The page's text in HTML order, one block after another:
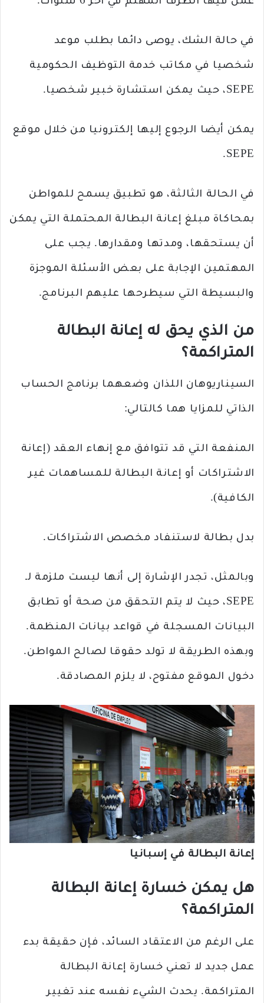
في حالة الشك، يوصى دائما بطلب موعد
شخصيا في مكاتب خدمة التوظيف الحكومية
SEPE، حيث يمكن استشارة خبير شخصيا.
يمكن أيضا الرجوع إليها إلكترونيا من خلال موقع
SEPE.
في الحالة الثالثة، هو تطبيق يسمح للمواطن
بمحاكاة مبلغ إعانة البطالة المحتملة التي يمكن
أن يستحقها، ومدتها ومقدارها. يجب على
المهتمين الإجابة على بعض الأسئلة الموجزة
والبسيطة التي سيطرحها عليهم البرنامج.
من الذي يحق له إعانة البطالة
المتراكمة؟
السيناريوهان اللذان وضعهما برنامج الحساب
الذاتي للمزايا هما كالتالي:
المنفعة التي قد تتوافق مع إنهاء العقد (إعانة
الاشتراكات أو إعانة البطالة للمساهمات غير
الكافية).
بدل بطالة لاستنفاد مخصص الاشتراكات.
وبالمثل، تجدر الإشارة إلى أنها ليست ملزمة لـ
SEPE، حيث لا يتم التحقق من صحة أو تطابق
البيانات المسجلة في قواعد بيانات المنظمة.
وبهذه الطريقة لا تولد حقوقا لصالح المواطن.
دخول الموقع مفتوح، لا يلزم المصادقة.
إعانة البطالة في إسبانيا
هل يمكن خسارة إعانة البطالة
المتراكمة؟
على الرغم من الاعتقاد السائد، فإن حقيقة بدء
عمل جديد لا تعني خسارة إعانة البطالة
المتراكمة. يحدث الشيء نفسه عند تغيير